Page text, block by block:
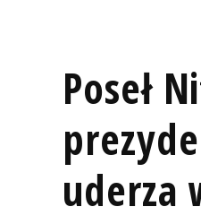
Poseł
uderza